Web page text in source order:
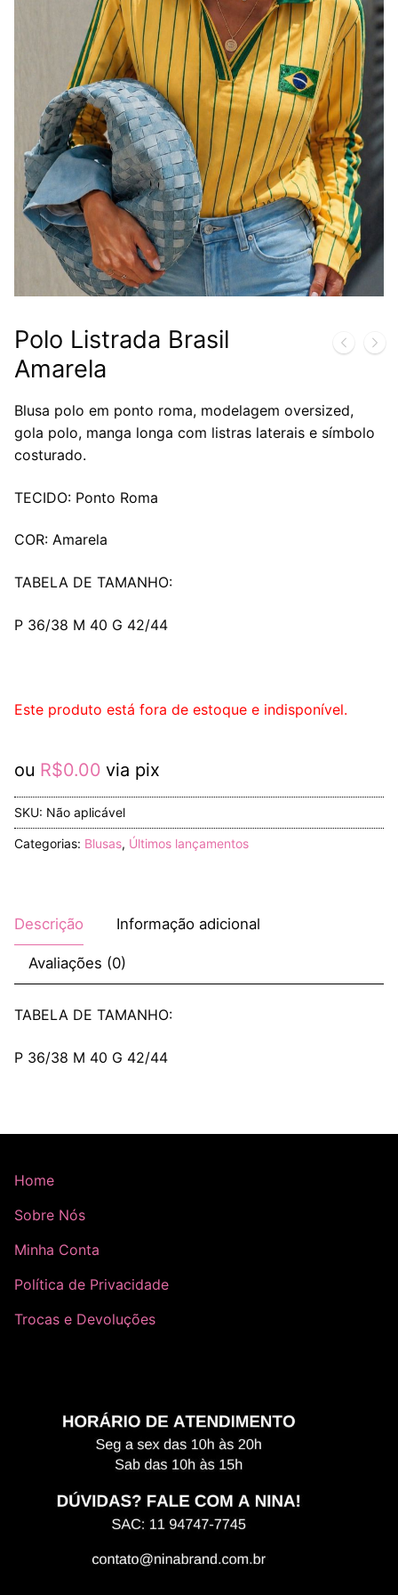
Polo Listrada Brasil
Amarela
Blusa polo em ponto roma, modelagem oversized,
gola polo, manga longa com listras laterais e símbolo
costurado.
TECIDO: Ponto Roma
COR: Amarela
TABELA DE TAMANHO:
P 36/38 M 40 G 42/44
Este produto está fora de estoque e indisponível.
ou R$0.00 via pix
SKU: Não aplicável
Categorias: Blusas, Últimos lançamentos
Descrição Informação adicional
Avaliações (0)
TABELA DE TAMANHO:
P 36/38 M 40 G 42/44
Home
Sobre Nós
Minha Conta
Política de Privacidade
Trocas e Devoluções